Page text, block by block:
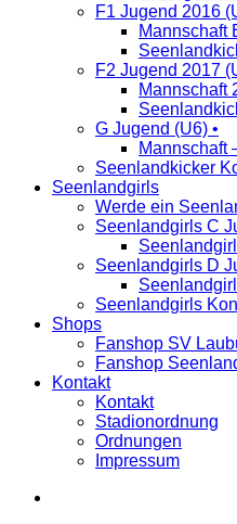
F1 Jugend 2016
Mannschaft
F2 Jugend 2017
Mannschaft
G Jugend (U6) •
Mannschaft
Seenlandkicker
Seenlandgirls
Werde ein
Seenlandgirls C
Seenlandgirls D
Seenlandgirls
Shops
Fanshop SV
Fanshop
Kontakt
Kontakt
Stadionordnung
Ordnungen
Impressum